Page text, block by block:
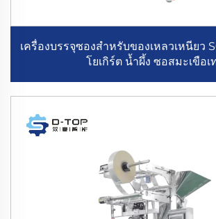
เครื่องบรรจุซองสำหรับของเหลวเหนียว
โยเกิร์ต น้ำผึ้ง ซอสมะเขือเ